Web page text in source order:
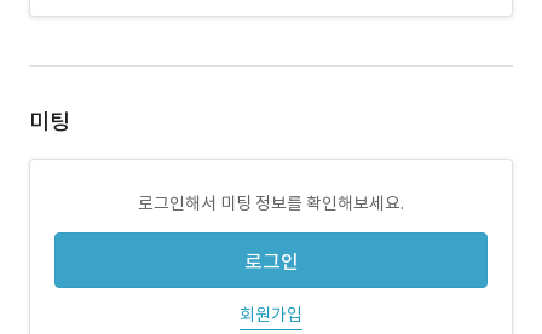
미팅
로그인해서 미팅 정보를 확인해보세요.
로그인
회원가입